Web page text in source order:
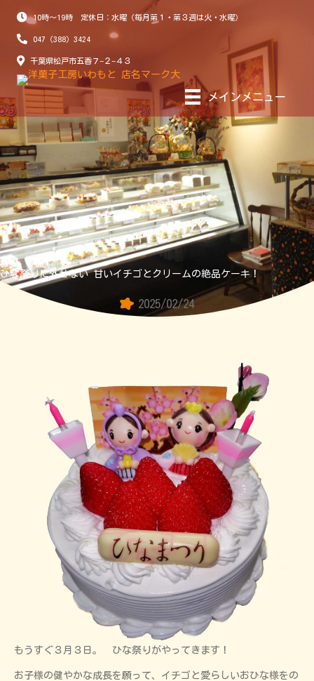
10時～19時 定休日：水曜（毎月第１・第３週は火・水曜）
047（388）3424
千葉県松戸市五香７−２−４３
メインメニュー
ひな祭りに外せない 甘いイチゴとクリームの絶品ケーキ！
2025/02/24
もうすぐ３月３日。 ひな祭りがやってきます！
お子様の健やかな成長を願って、イチゴと愛らしいおひな様をの